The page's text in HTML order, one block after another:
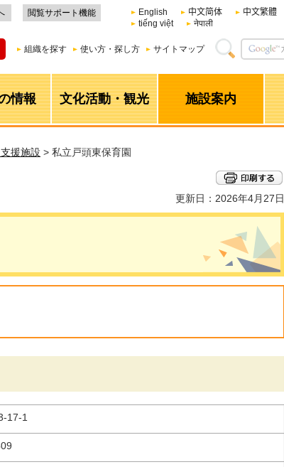
閲覧サポート機能 English 中文简体 中文繁體
tiếng việt
नेपाली
組織を探す 使い方・探し方 サイトマップ
情報 文化活動・観光 施設案内
援施設 > 私立戸頭東保育園
更新日：2026年4月27日
17-1